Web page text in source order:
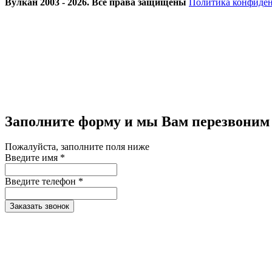
Заполните форму и мы Вам перезвоним
Пожалуйста, заполните поля ниже
Введите имя *
Введите телефон *